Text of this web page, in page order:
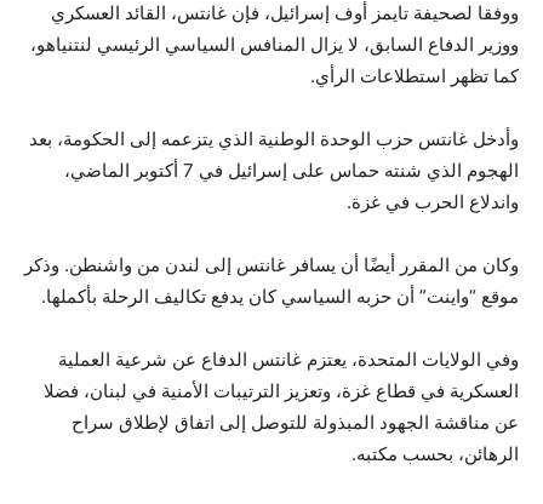
ووفقا لصحيفة تايمز أوف إسرائيل، فإن غانتس، القائد العسكري
ووزير الدفاع السابق، لا يزال المنافس السياسي الرئيسي لنتنياهو،
كما تظهر استطلاعات الرأي.
وأدخل غانتس حزب الوحدة الوطنية الذي يتزعمه إلى الحكومة، بعد
الهجوم الذي شنته حماس على إسرائيل في 7 أكتوبر الماضي،
واندلاع الحرب في غزة.
وكان من المقرر أيضًا أن يسافر غانتس إلى لندن من واشنطن. وذكر
موقع “واينت” أن حزبه السياسي كان يدفع تكاليف الرحلة بأكملها.
وفي الولايات المتحدة، يعتزم غانتس الدفاع عن شرعية العملية
العسكرية في قطاع غزة، وتعزيز الترتيبات الأمنية في لبنان، فضلا
عن مناقشة الجهود المبذولة للتوصل إلى اتفاق لإطلاق سراح
الرهائن، بحسب مكتبه.